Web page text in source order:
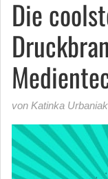
Die
von Katinka Urbaniak